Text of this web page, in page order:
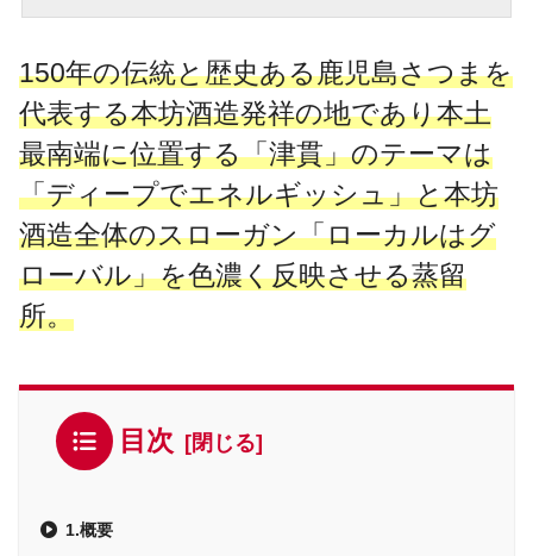
150年の伝統と歴史ある鹿児島さつまを
代表する本坊酒造発祥の地であり本土
最南端に位置する「津貫」のテーマは
「ディープでエネルギッシュ」と本坊
酒造全体のスローガン「ローカルはグ
ローバル」を色濃く反映させる蒸留
所。
目次
1.概要